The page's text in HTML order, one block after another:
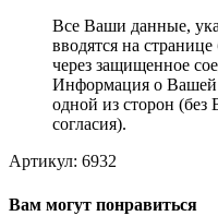
Все Ваши данные,
вводятся на
через защищенное
Информация о Вашей
одной из сторон (без
согласия).
Артикул: 6932
Вам могут понравиться